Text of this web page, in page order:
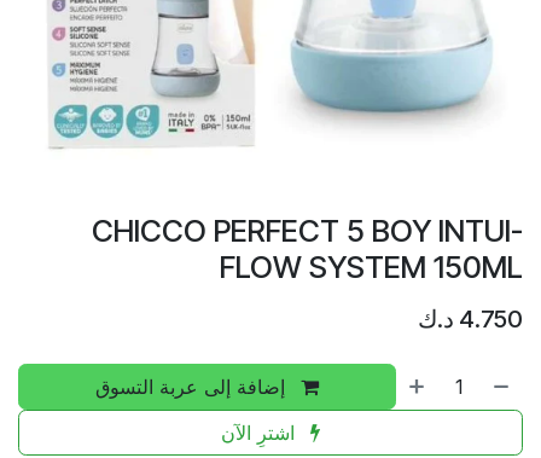
CHICCO PERFECT 5 BOY INTUI-
FLOW SYSTEM 150ML
4.750 د.ك
إضافة إلى عربة التسوق
اشترِ الآن